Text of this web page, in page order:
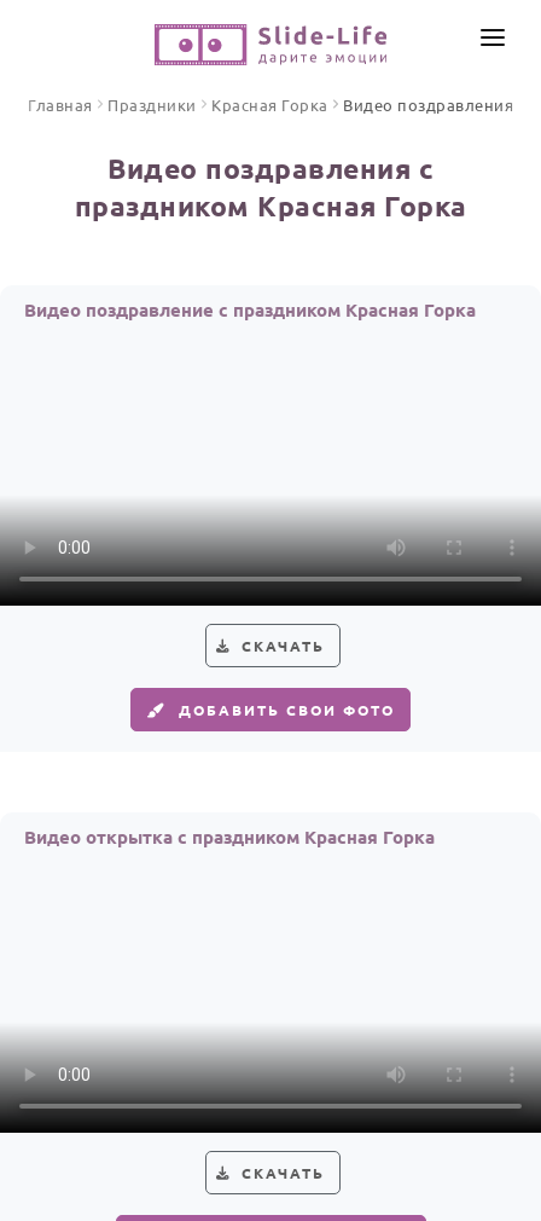
ПО ФОРМАТУ
Открытки
Юбилей
Свадьба
Годовщина свадьбы
Календарь праздников
Папе
По именам
По годам
ИНСТРУМЕНТЫ
Главная Праздники Красная Горка Видео поздравления
Видео поздравления с
праздником Красная Горка
Видео поздравление с праздником Красная Горка
СКАЧАТЬ
ДОБАВИТЬ СВОИ ФОТО
Видео открытка с праздником Красная Горка
СКАЧАТЬ